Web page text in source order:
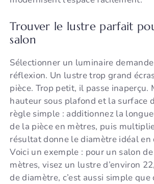
Trouver le lustre parfait
salon
Sélectionner un luminaire
réflexion. Un lustre trop grand
pièce. Trop petit, il passe inaperçu.
hauteur sous plafond et la surface
règle simple : additionnez la
de la pièce en mètres, puis
résultat donne le diamètre idéal en
Voici un exemple : pour un salon
mètres, visez un lustre d’environ
de diamètre, c’est aussi simple que